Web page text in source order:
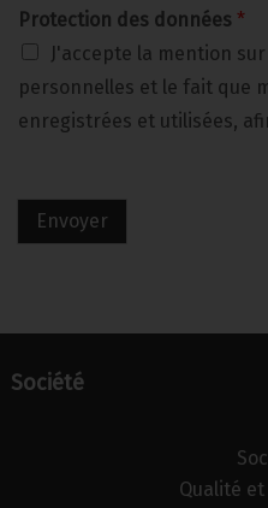
Protection des données*
J'accepte la mention
personnelles et le fait que
enregistrées et utilisées,
Envoyer
Société
Qualité